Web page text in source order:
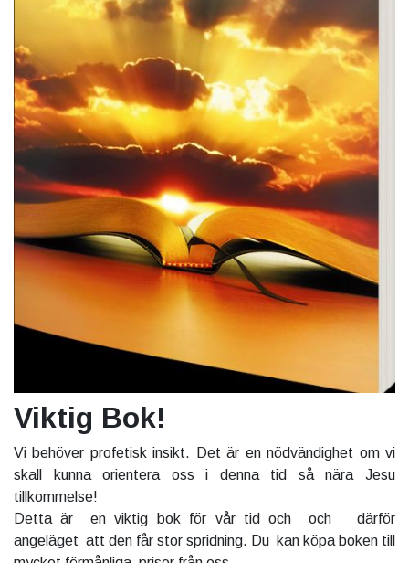
Viktig Bok!
Vi behöver profetisk insikt. Det är en nödvändighet om vi
skall kunna orientera oss i denna tid så nära Jesu
tillkommelse!
Detta är en viktig bok för vår tid och och därför
angeläget att den får stor spridning. Du kan köpa boken till